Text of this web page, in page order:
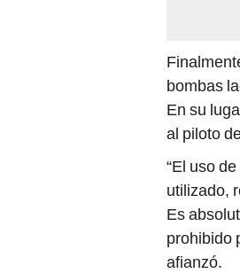
bombas
En su
al piloto
“El uso
utilizado,
Es
prohibido
afianzó.